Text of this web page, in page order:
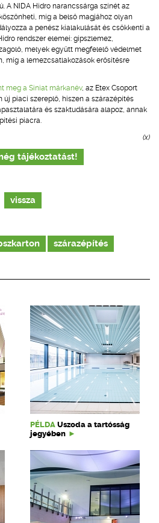
A NIDA Hidro narancssárga színét az
míg a belső magjához olyan
a penész kialakulását és csökkenti a
rendszer elemei: gipszlemez,
melyek együtt megfelelő védelmet
míg a lemezcsatlakozások erősítésre
meg a Siniat márkanév, az Etex Csoport
új piaci szereplő, hiszen a szárazépítés
és szaktudására alapoz, annak
piacra.
(x)
tájékoztatást!
vissza
szárazépítés
PÉLDA Uszoda a tartósság
jegyében